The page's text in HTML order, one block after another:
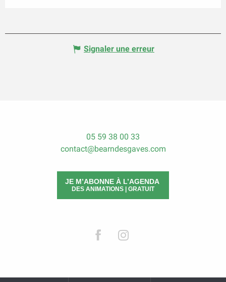
Signaler une erreur
05 59 38 00 33
contact@bearndesgaves.com
JE M’ABONNE À L’AGENDA
DES ANIMATIONS | GRATUIT